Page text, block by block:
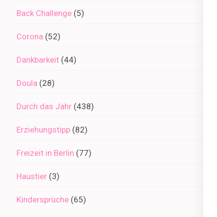
Back Challenge (5)
Corona (52)
Dankbarkeit (44)
Doula (28)
Durch das Jahr (438)
Erziehungstipp (82)
Freizeit in Berlin (77)
Haustier (3)
Kindersprüche (65)